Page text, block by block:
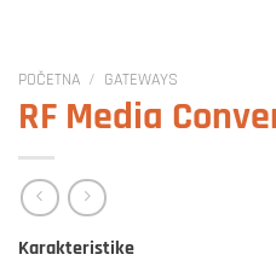
POČETNA / GATEWAYS
RF Media
Karakteristike